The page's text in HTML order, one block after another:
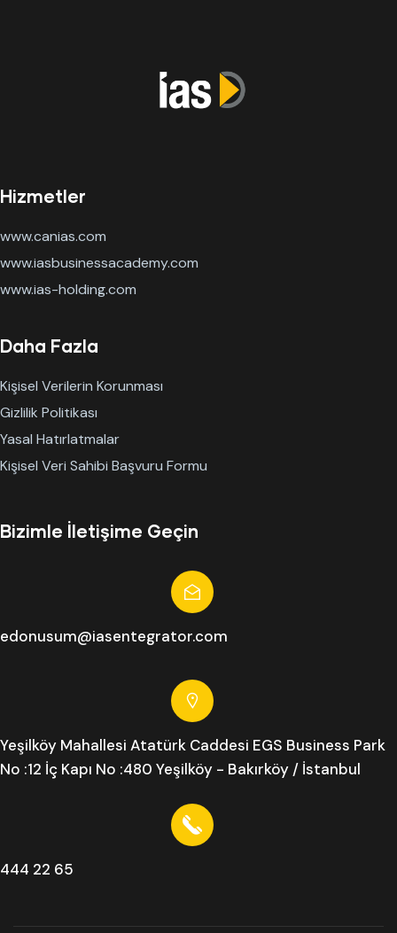
Hizmetler
www.canias.com
www.iasbusinessacademy.com
www.ias-holding.com
Daha Fazla
Kişisel Verilerin Korunması
Gizlilik Politikası
Yasal Hatırlatmalar
Kişisel Veri Sahibi Başvuru Formu
Bizimle İletişime Geçin
edonusum@iasentegrator.com
Yeşilköy Mahallesi Atatürk Caddesi EGS Business Park
No :12 İç Kapı No :480 Yeşilköy - Bakırköy / İstanbul
444 22 65